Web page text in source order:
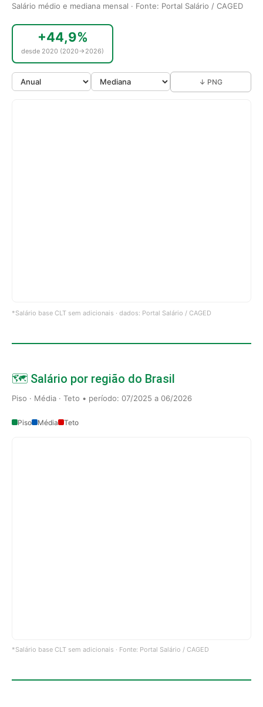
Salário médio e mediana mensal · Fonte: Portal Salário / CAGED
+44,9%
desde 2020 (2020→2026)
↓ PNG
*Salário base CLT sem adicionais · dados: Portal Salário / CAGED
🗺️ Salário por região do Brasil
Piso · Média · Teto • período: 07/2025 a 06/2026
Piso Média Teto
*Salário base CLT sem adicionais · Fonte: Portal Salário / CAGED